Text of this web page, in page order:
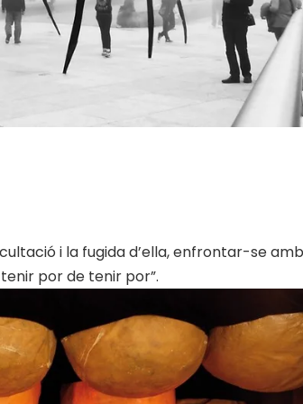
i la fugida d’ella, enfrontar-se
por de tenir por”.